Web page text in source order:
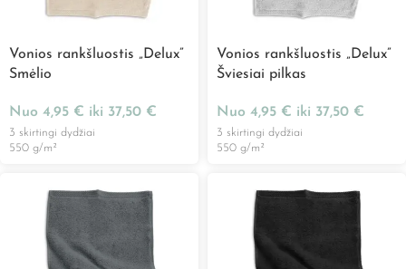
Vonios rankšluostis „Delux”
Smėlio
Nuo 4,95 € iki 37,50 €
3 skirtingi dydžiai
550 g/m²
Vonios rankšluostis „Delux”
Šviesiai pilkas
Nuo 4,95 € iki 37,50 €
3 skirtingi dydžiai
550 g/m²